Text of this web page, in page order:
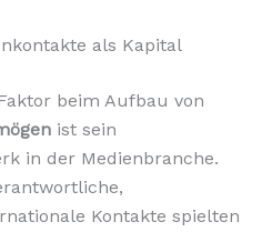
als Kapital
beim Aufbau von
ist sein
in der Medienbranche.
Kontakte spielten